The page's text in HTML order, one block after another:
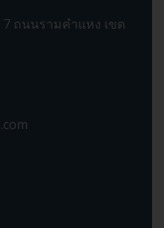
ถนนรามคำแหง เขต